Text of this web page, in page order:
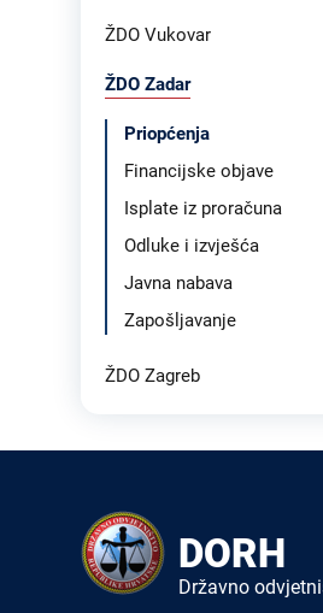
ŽDO Vukovar
ŽDO Zadar
Priopćenja
Financijske objave
Isplate iz proračuna
Odluke i izvješća
Javna nabava
Zapošljavanje
ŽDO Zagreb
DORH
Državno